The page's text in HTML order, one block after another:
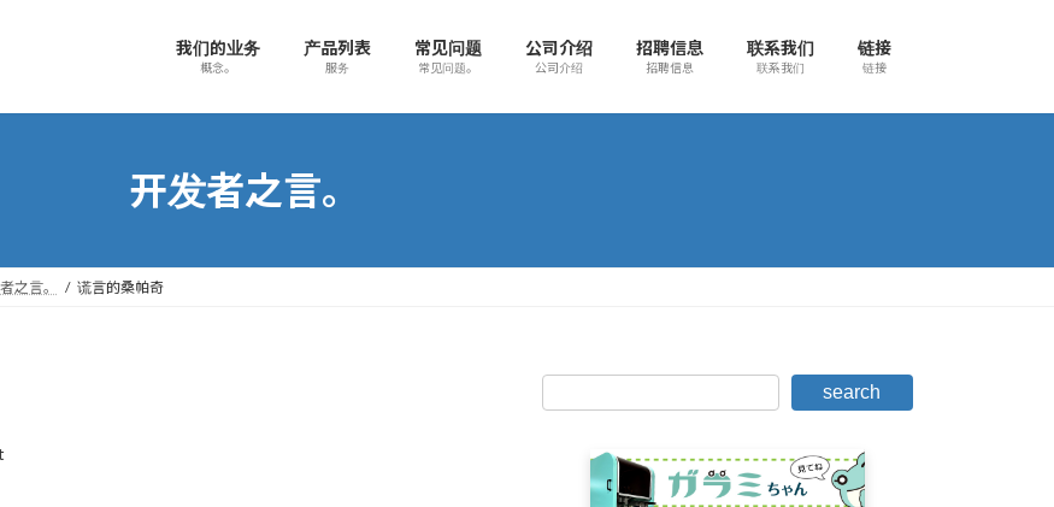
我们的业务
概念。
产品列表
服务
常见问题
常见问题。
公司介绍
公司介绍
招聘信息
招聘信息
联系我们
联系我们
链接
链接
开发者之言。
之言。 谎言的桑帕奇
search